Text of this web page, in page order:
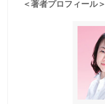
＜著者プロフィール＞